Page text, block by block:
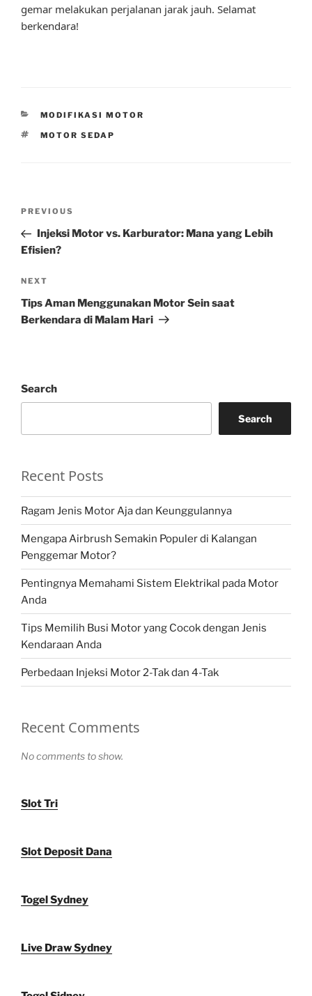
gemar melakukan perjalanan jarak jauh. Selamat
berkendara!
CATEGORIES
MODIFIKASI MOTOR
TAGS
MOTOR SEDAP
Previous
Post
PREVIOUS
Injeksi Motor vs. Karburator: Mana yang Lebih
Efisien?
Next
Post
NEXT
Tips Aman Menggunakan Motor Sein saat
Berkendara di Malam Hari
Search
Search
Recent Posts
Ragam Jenis Motor Aja dan Keunggulannya
Mengapa Airbrush Semakin Populer di Kalangan
Penggemar Motor?
Pentingnya Memahami Sistem Elektrikal pada Motor
Anda
Tips Memilih Busi Motor yang Cocok dengan Jenis
Kendaraan Anda
Perbedaan Injeksi Motor 2-Tak dan 4-Tak
Recent Comments
No comments to show.
Slot Tri
Slot Deposit Dana
Togel Sydney
Live Draw Sydney